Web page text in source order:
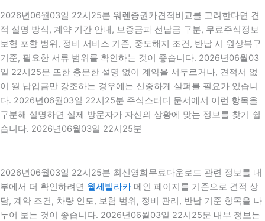
2026년06월03일 22시25분 워렌증권카견적비교를 고려한다면 견
적 설명 방식, 계약 기간 안내, 보증금과 선납금 구분, 무료주식정보
보험 포함 범위, 정비 서비스 기준, 중도해지 조건, 반납 시 원상복구
기준, 필요한 서류 범위를 확인하는 것이 좋습니다. 2026년06월03
일 22시25분 또한 충분한 설명 없이 계약을 서두르거나, 견적서 없
이 월 납입금만 강조하는 경우에는 신중하게 살펴볼 필요가 있습니
다. 2026년06월03일 22시25분 주식스터디 문서에서 이런 항목을
구분해 설명하면 실제 방문자가 자신의 상황에 맞는 정보를 찾기 쉽
습니다. 2026년06월03일 22시25분
2026년06월03일 22시25분 최신영화무료다운로드 관련 정보를 내
부에서 더 확인하려면 월세빌라카 메인 페이지를 기준으로 견적 상
담, 계약 조건, 차량 인도, 보험 범위, 정비 관리, 반납 기준 항목을 나
누어 보는 것이 좋습니다. 2026년06월03일 22시25분 내부 정보는